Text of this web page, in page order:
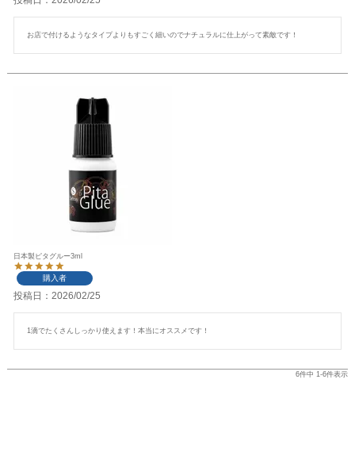
お店で付けるようなタイプよりもすごく細いのでナチュラルに仕上がって素敵です！
日本製ピタグルー3ml
購入者
投稿日 2026/02/25
1滴でたくさんしっかり使えます！本当にオススメです！
6件中 1-6件表示